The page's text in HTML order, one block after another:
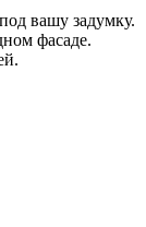
вашу задумку.
фасаде.